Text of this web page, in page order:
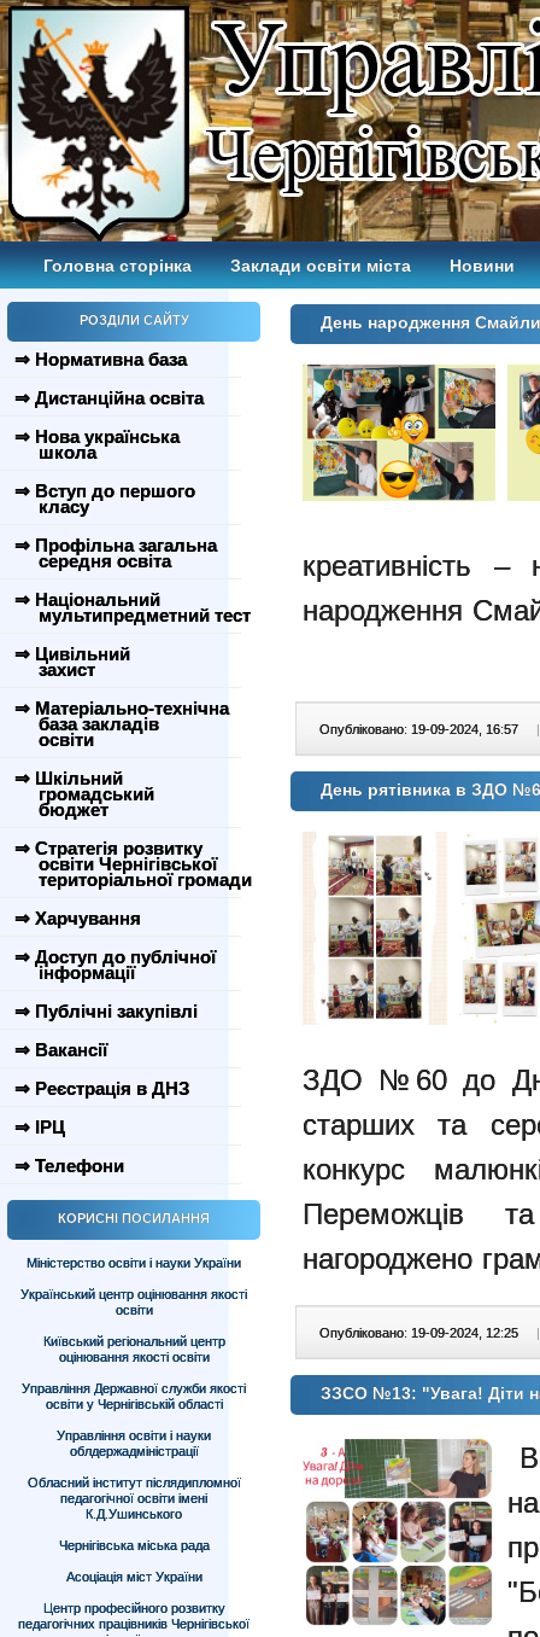
Головна сторінка Заклади освіти міста Новини
РОЗДІЛИ САЙТУ
⇒ Нормативна база
⇒ Дистанційна освіта
⇒ Нова українська
школа
⇒ Вступ до першого
класу
⇒ Профільна загальна
середня освіта
⇒ Національний
мультипредметний тест
⇒ Цивільний
захист
⇒ Матеріально-технічна
база закладів
освіти
⇒ Шкільний
громадський
бюджет
⇒ Стратегія розвитку
освіти Чернігівської
територіальної громади
⇒ Харчування
⇒ Доступ до публічної
інформації
⇒ Публічні закупівлі
⇒ Вакансії
⇒ Реєстрація в ДНЗ
⇒ ІРЦ
⇒ Телефони
КОРИСНІ ПОСИЛАННЯ
Міністерство освіти і науки України
Український центр оцінювання якості
освіти
Київський регіональний центр
оцінювання якості освіти
Управління Державної служби якості
освіти у Чернігівській області
Управління освіти і науки
облдержадміністрації
Обласний інститут післядипломної
педагогічної освіти імені
К.Д.Ушинського
Чернігівська міська рада
Асоціація міст України
Центр професійного розвитку
педагогічних працівників Чернігівської
День народження
креативність
народження
Опубліковано: 19-09-2024, 16:57 |
День рятівника в ЗДО
ЗДО №60 до Дня
старших та
конкурс
Переможців
нагороджено
Опубліковано: 19-09-2024, 12:25 |
ЗЗСО №13: "Увага! Діти